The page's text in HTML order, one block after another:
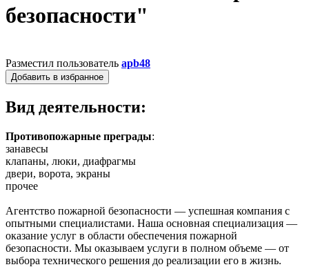
безопасности"
Разместил пользователь apb48
Добавить в избранное
Вид деятельности:
Противопожарные преграды:
занавесы
клапаны, люки, диафрагмы
двери, ворота, экраны
прочее
Агентство пожарной безопасности — успешная компания с
опытными специалистами. Наша основная специализация —
оказание услуг в области обеспечения пожарной
безопасности. Мы оказываем услуги в полном объеме — от
выбора технического решения до реализации его в жизнь.